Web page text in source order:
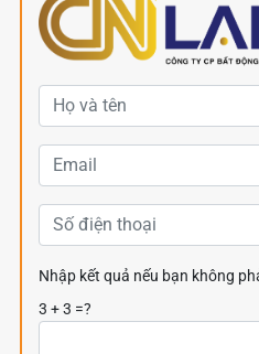
Nhập kết quả nếu bạn không
3 + 3 =?